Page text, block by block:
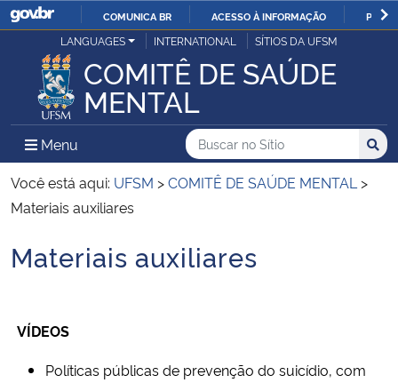
IR
PARA
CONTEÚDO
COMUNICA BR ACESSO À INFORMAÇÃO
Ministério da Justiça e Segurança Pública
Ministério da Defesa
Ministério das Relações Exteriores
Ministério da Infraestrutura
Ministério da Educação
LANGUAGES INTERNATIONAL SÍTIOS DA UFSM
COMITÊ DE SAÚDE
MENTAL
Menu Menu Principal do Sítio
Busca
Buscar no no Sítio
Busca:
Você está aqui: UFSM >COMITÊ DE SAÚDE MENTAL >
Materiais auxiliares
Início do conteúdo
Materiais auxiliares
VÍDEOS
Políticas públicas de prevenção do suicídio, com